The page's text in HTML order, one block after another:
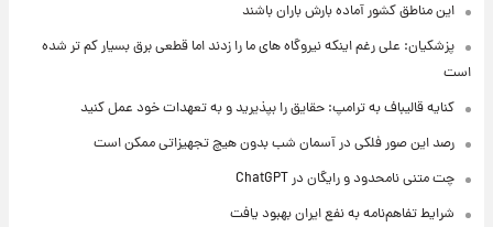
این مناطق کشور آماده بارش باران باشند
پزشکیان: علی رغم اینکه نیروگاه های ما را زدند اما قطعی برق بسیار کم تر شده
است
کنایه قالیباف به ترامپ: حقایق را بپذیرید و به تعهدات خود عمل کنید
رصد این صور فلکی در آسمان شب بدون هیچ تجهیزاتی ممکن است
چت متنی نامحدود و رایگان در ChatGPT
شرایط تفاهم‌نامه به نفع ایران بهبود یافت